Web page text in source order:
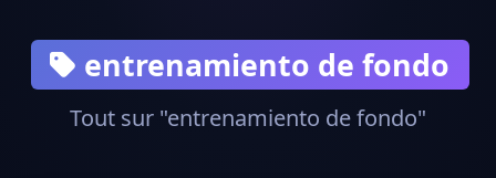
entrenamiento de fondo
Tout sur "entrenamiento de fondo"